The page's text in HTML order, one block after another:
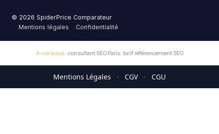
© 2026 SpiderPrice Comparateur
Mentions légales
Confidentialité
A voir aussi : consultant SEO Paris·tarif référencement SEO
Mentions Légales · CGV · CGU